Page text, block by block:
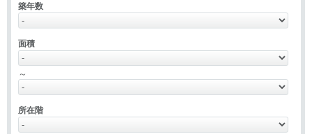
築年数
面積
～
所在階